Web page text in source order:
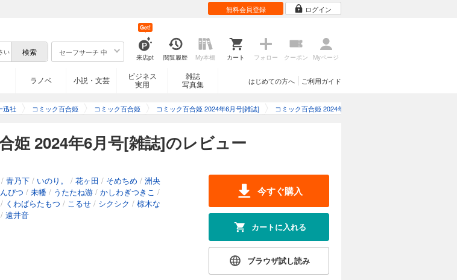
無料会員登録 ログイン
セーフサーチ 中
来店pt
Get!
閲覧履歴 My本棚 カート フォロー クーポン Myページ
ラノベ 小説・文芸
ビジネス
実用
雑誌
写真集
ご利用ガイド
はじめての方へ
迅社 コミック百合姫 コミック百合姫 コミック百合姫 2024年6月号[雑誌] コミック百合姫 2024年6月号[雑誌]のレビュー
姫 2024年6月号[雑誌]のレビュー
/ 青乃下 / いのり。 / 花ヶ田 / そめちめ / 洲央
ぴつ / 未幡 / うたたね游 / かしわぎつきこ /
/ くわばらたもつ / こるせ / シクシク / 椋木な
/ 遠井音
今すぐ購入
カートに入れる
ブラウザ試し読み